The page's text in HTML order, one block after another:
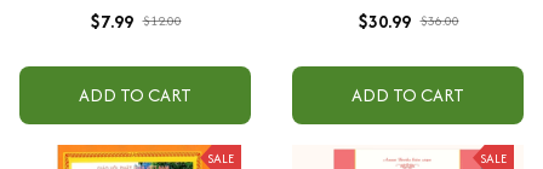
loại cao cấp dày dặn
$7.99 $12.00
ADD TO CART
Kinh giấy cổ (Tặng kèm Hộp
$30.99 $36.00
ADD TO CART
SALE SALE